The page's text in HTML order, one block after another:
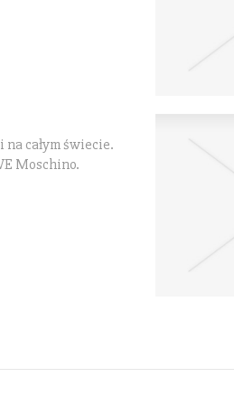
całym świecie.
Moschino.